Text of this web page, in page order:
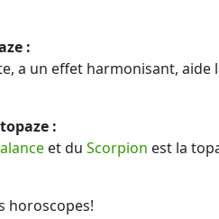
:
a un effet harmonisant, aide
:
et du Scorpion est la
horoscopes!